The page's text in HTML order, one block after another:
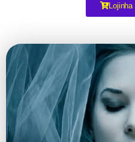
Lojinha